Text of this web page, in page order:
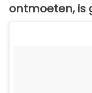
ontmoeten, is